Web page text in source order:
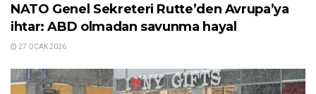
NATO Genel Sekreteri Rutte’den Avrupa’ya
ihtar: ABD olmadan savunma hayal
27 OCAK 2026